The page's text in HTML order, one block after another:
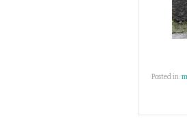
Posted in: